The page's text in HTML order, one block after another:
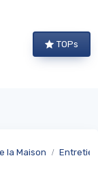
TOPs
la Maison